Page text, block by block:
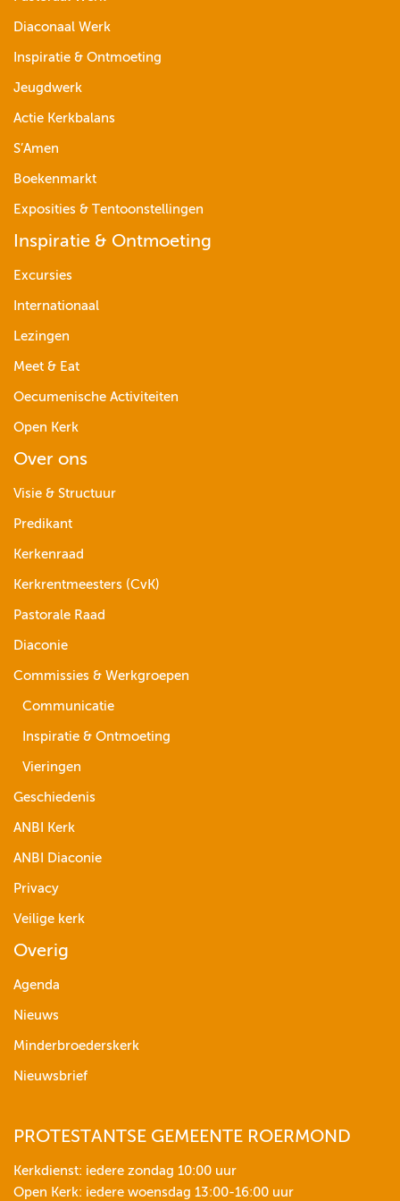
Diaconaal Werk
Inspiratie & Ontmoeting
Jeugdwerk
Actie Kerkbalans
S’Amen
Boekenmarkt
Exposities & Tentoonstellingen
Inspiratie & Ontmoeting
Excursies
Internationaal
Lezingen
Meet & Eat
Oecumenische Activiteiten
Open Kerk
Over ons
Visie & Structuur
Predikant
Kerkenraad
Kerkrentmeesters (CvK)
Pastorale Raad
Diaconie
Commissies & Werkgroepen
Communicatie
Inspiratie & Ontmoeting
Vieringen
Geschiedenis
ANBI Kerk
ANBI Diaconie
Privacy
Veilige kerk
Overig
Agenda
Nieuws
Minderbroederskerk
Nieuwsbrief
PROTESTANTSE GEMEENTE ROERMOND
Kerkdienst: iedere zondag 10:00 uur
Open Kerk: iedere woensdag 13:00-16:00 uur